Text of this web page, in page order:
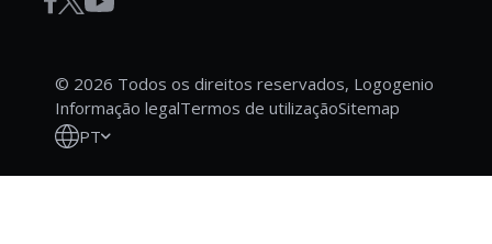
© 2026 Todos os direitos reservados, Logogenio
Informação legalTermos de utilizaçãoSitemap
PT